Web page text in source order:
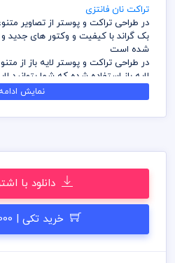
دانلود با
خرید تکی | 79,000 تومان
تراکت نان فانتزی
در طراحی تراکت و پوستر از تصاویر
بک گراند با کیفیت و وکتور های جدید
شده است
در طراحی تراکت و پوستر لایه باز از
لایه باز استفاده شده که شما بتوانید
به سلیقه ویرایش و استفاده نمائید
کامل ترین آرشیو لایه باز تراکت و
با تهیه بسته های اشتراک ویژه به
الزامی می باشد
کلیه طراحی های کارت ویزیت بصورت
باشد که می توانید جهت ویرایش از نرم
شما می توانید چاپ کارت ویزیت های
اس دی را نزد چاپخانه مجموعه چاپ و
برای دانلود کارت ویزیت و طرح لایه
نمایش